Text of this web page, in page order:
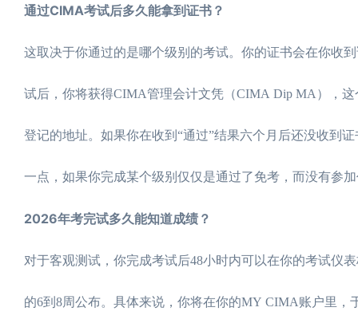
通过CIMA考试后多久能拿到证书？
这取决于你通过的是哪个级别的考试。你的证书会在你收
试后，你将获得CIMA管理会计文凭（CIMA Dip MA），
登记的地址。如果你在收到“通过”结果六个月后还没收到
一点，如果你完成某个级别仅仅是通过了免考，而没有参
2026年考完试多久能知道成绩？
对于客观测试，你完成考试后48小时内可以在你的考试仪
的6到8周公布。具体来说，你将在你的MY CIMA账户里，